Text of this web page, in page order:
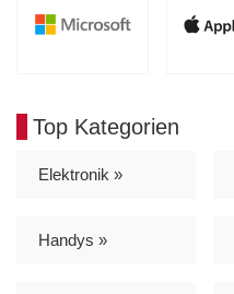
Top Kategorien
Elektronik »
Handys »